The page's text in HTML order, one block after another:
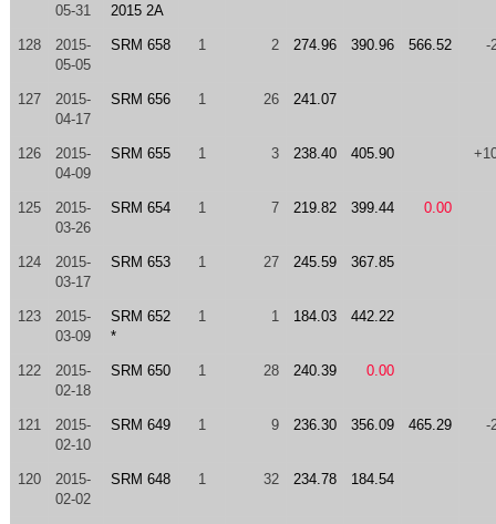
05-31 2015 2A
128
2015-
05-05
SRM 658 1 2 274.96 390.96 566.52 -
127
2015-
04-17
SRM 656 1 26 241.07
126
2015-
04-09
SRM 655 1 3 238.40 405.90
125
2015-
03-26
SRM 654 1 7 219.82 399.44 0.00
124
2015-
03-17
SRM 653 1 27 245.59 367.85
123
2015-
03-09
SRM 652
*
1 1 184.03 442.22
122
2015-
02-18
SRM 650 1 28 240.39 0.00
121
2015-
02-10
SRM 649 1 9 236.30 356.09 465.29 -
120
2015-
02-02
SRM 648 1 32 234.78 184.54